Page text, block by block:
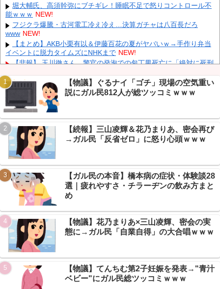
【にじさんじ】 やしきず、スプラトゥーンレイダース本編そっち
のけで極悪ミニゲームを極めようとする
【ホロライブ】 これはこれでちょっと裏来いよに見える NEW!
【画像】 テレ朝の気象予報士さん、意外と小さかった
Powered by livedoor 相互RSS
堀大輔氏、高須幹弥にブチギレ！睡眠不足で怒りコントロール不
能ｗｗｗ NEW!
フジクラ爆騰・古河電工冷え冷え…決算ガチャは八百長だろ
www NEW!
【まとめ】AKB小栗有以＆伊藤百花の夏がヤバいｗ→手作り弁当
イベントに脱力タイムズにNHKまで NEW!
【悲報】 玉川徹さん、警官の発泡での包丁男死亡に「絶対に死刑
コチラ → ………
NEW!
【人工障がい者】 甥(28)「両親が亡くなったんで僕のこと引き取
ってほしいんですけど！」なんでいい年したヒキニートを引き取ら
なきゃいけないんだ...
【画像】 Netflix版『リボンの騎士』、とんでもない事になるｗｗ
ｗｗｗ NEW!
【朗報】青森山田のユニフォームが涼しそうと大好評→高野連は
どう出るｗｗｗ
【放送事故】 昔のドラマのレ◯プシーン、今見るとアウトすぎ
る・・・ NEW!
Powered by livedoor 相互RSS
【物議】ぐるナイ「ゴチ」現場の空気重い
説にガル民812人が総ツッコミｗｗｗ
【続報】三山凌輝＆花乃まりあ、密会再び
→ガル民「反省ゼロ」に怒り心頭ｗｗｗ
【ガル民の本音】橋本病の症状・体験談28
選｜疲れやすさ・チラーヂンの飲み方まと
め
【物議】花乃まりあ×三山凌輝、密会の実
態に→ガル民「自業自得」の大合唱ｗｗｗ
【物議】てんちむ第2子妊娠を発表→"青汁
ベビー"にガル民総ツッコミｗｗｗ